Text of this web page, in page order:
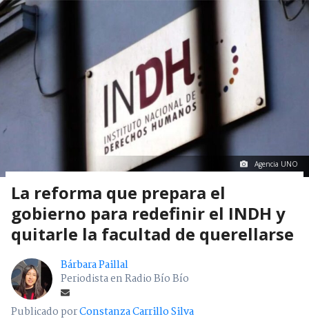
Agencia UNO
La reforma que prepara el
gobierno para redefinir el INDH y
quitarle la facultad de querellarse
Bárbara Paillal
Periodista en Radio Bío Bío
Publicado porConstanza Carrillo Silva